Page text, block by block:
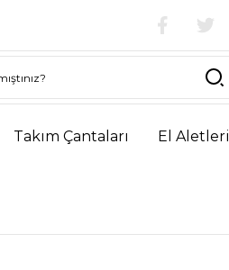
Takım Çantaları El Aletleri